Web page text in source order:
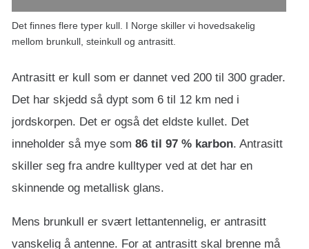
Det finnes flere typer kull. I Norge skiller vi hovedsakelig
mellom brunkull, steinkull og antrasitt.
Antrasitt er kull som er dannet ved 200 til 300 grader.
Det har skjedd så dypt som 6 til 12 km ned i
jordskorpen. Det er også det eldste kullet. Det
inneholder så mye som 86 til 97 % karbon. Antrasitt
skiller seg fra andre kulltyper ved at det har en
skinnende og metallisk glans.
Mens brunkull er svært lettantennelig, er antrasitt
vanskelig å antenne. For at antrasitt skal brenne må